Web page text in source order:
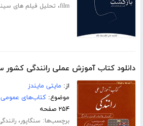
film، تحلیل فیلم های
دانلود کتاب آموزش عملی رانندگی کشور
از: مایتی مایندز
موضوع:کتاب‌های عمومی
۲۵۴ صفحه
برچسب‌ها: سنگاپور،